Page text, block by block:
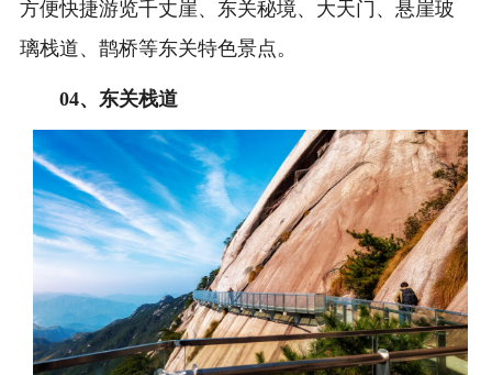
方便快捷游览千丈崖、东关秘境、大天门、悬崖玻
璃栈道、鹊桥等东关特色景点‌。
04、 东关栈道